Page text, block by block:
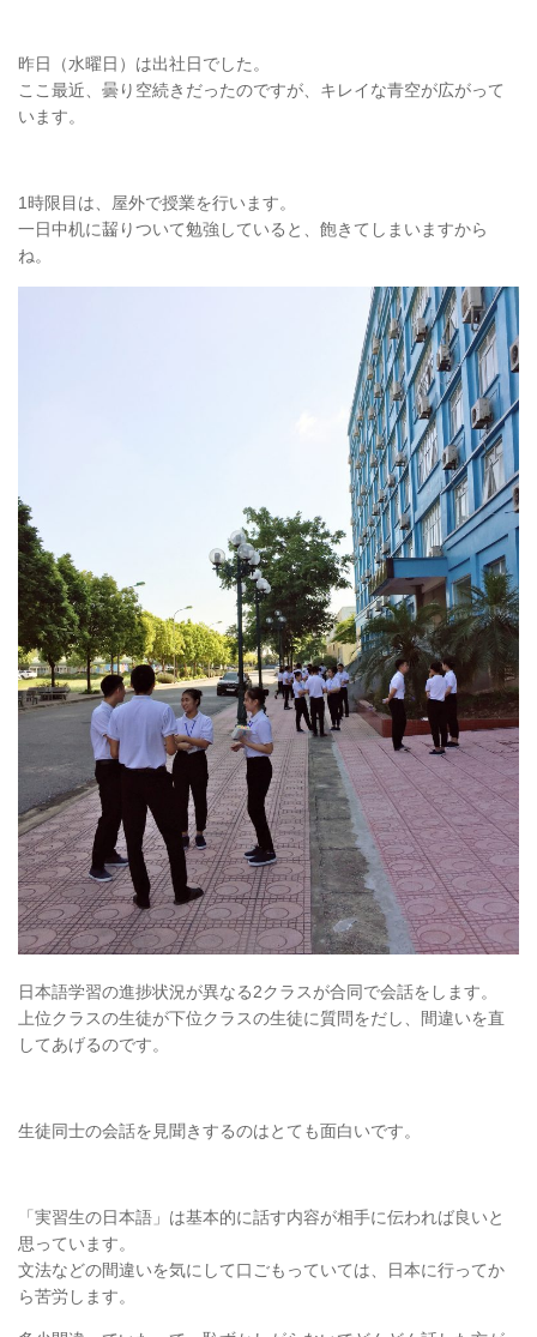
昨日（水曜日）は出社日でした。
ここ最近、曇り空続きだったのですが、キレイな青空が広がって
います。
1時限目は、屋外で授業を行います。
一日中机に齧りついて勉強していると、飽きてしまいますから
ね。
日本語学習の進捗状況が異なる2クラスが合同で会話をします。
上位クラスの生徒が下位クラスの生徒に質問をだし、間違いを直
してあげるのです。
生徒同士の会話を見聞きするのはとても面白いです。
「実習生の日本語」は基本的に話す内容が相手に伝われば良いと
思っています。
文法などの間違いを気にして口ごもっていては、日本に行ってか
ら苦労します。